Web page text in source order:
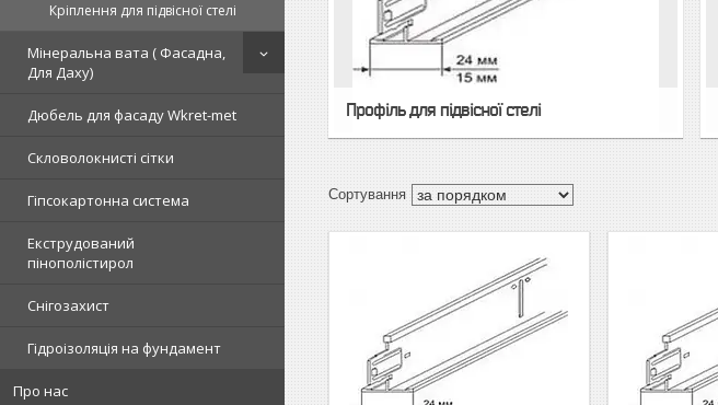
Кріплення для підвісної стелі
Мінеральна вата ( Фасадна,
Для Даху)
Дюбель для фасаду Wkret-met
Скловолокнисті сітки
Гіпсокартонна система
Екструдований
пінополістирол
Снігозахист
Гідроізоляція на фундамент
Про нас
Профіль для підвісної стелі